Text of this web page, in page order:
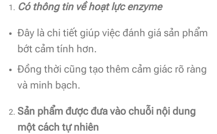
Có thông tin về hoạt lực enzyme
Đây là chi tiết giúp việc đánh giá sản phẩm
bớt cảm tính hơn.
Đồng thời cũng tạo thêm cảm giác rõ ràng
và minh bạch.
Sản phẩm được đưa vào chuỗi nội dung
một cách tự nhiên